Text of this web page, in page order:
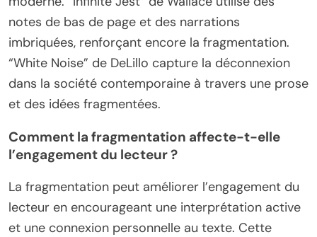
notes de bas de page et des narrations
imbriquées, renforçant encore la fragmentation.
“White Noise” de DeLillo capture la déconnexion
dans la société contemporaine à travers une prose
et des idées fragmentées.
Comment la fragmentation affecte-t-elle
l’engagement du lecteur ?
La fragmentation peut améliorer l’engagement du
lecteur en encourageant une interprétation active
et une connexion personnelle au texte. Cette